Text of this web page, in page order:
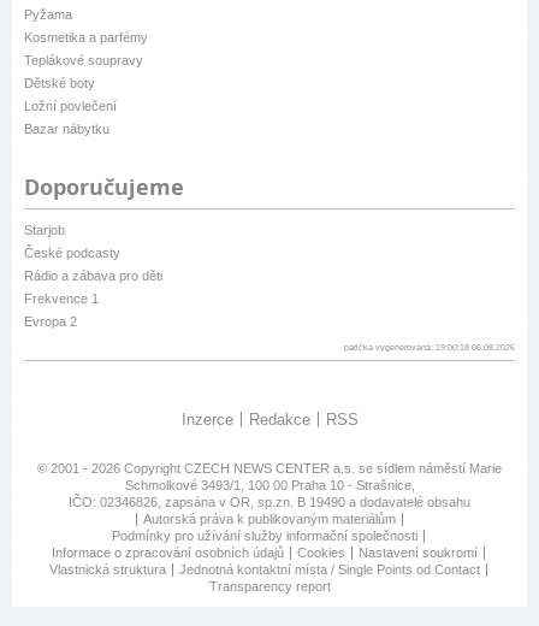
Pyžama
Kosmetika a parfémy
Teplákové soupravy
Dětské boty
Ložní povlečení
Bazar nábytku
Doporučujeme
Starjob
České podcasty
Rádio a zábava pro děti
Frekvence 1
Evropa 2
patička vygenerovaná: 19:00:18 06.08.2026
Inzerce Redakce RSS
© 2001 - 2026 Copyright CZECH NEWS CENTER a.s. se sídlem náměstí Marie
Schmolkové 3493/1, 100 00 Praha 10 - Strašnice,
IČO: 02346826, zapsána v OR, sp.zn. B 19490 a dodavatelé obsahu
Autorská práva k publikovaným materiálům
Podmínky pro užívání služby informační společnosti
Informace o zpracování osobních údajů
Cookies
Nastavení soukromí
Vlastnická struktura
Jednotná kontaktní místa / Single Points od Contact
Transparency report